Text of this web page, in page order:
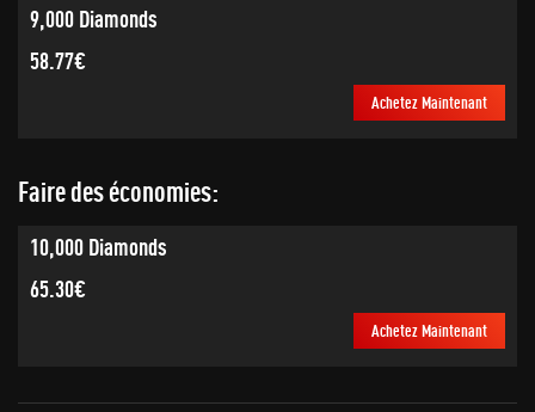
9,000 Diamonds
58.77€
Achetez Maintenant
Faire des économies:
10,000 Diamonds
65.30€
Achetez Maintenant